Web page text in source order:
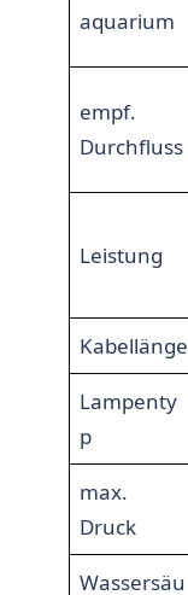
aquarium
empf.
Durchfluss
Leistung
Kabellänge
Lampenty
p
max.
Druck
Wassersäu